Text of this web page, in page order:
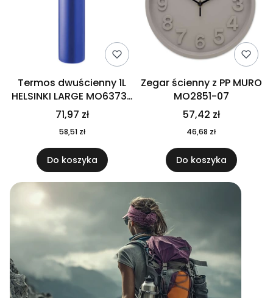
Termos dwuścienny 1L
HELSINKI LARGE MO6373-
04
71,97 zł
58,51 zł
Do koszyka
Zegar ścienny z PP MURO
MO2851-07
57,42 zł
46,68 zł
Do koszyka